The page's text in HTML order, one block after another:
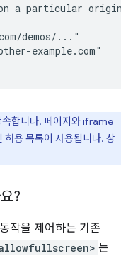
a particular
demos/..."
example.com"
속합니다. 페이지와 iframe
허용 목록이 사용됩니다. 상
?
작을 제어하는 기존
는